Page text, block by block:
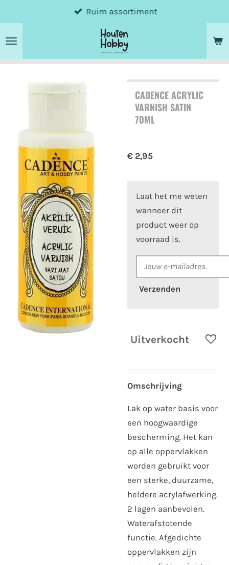
direct
naar
Ruim assortiment
CADENCE ACRYLIC
VARNISH SATIN
70ML
€ 2,95
Laat het me weten
wanneer dit
product weer op
voorraad is.
Verzenden
Uitverkocht
Omschrijving
Lak op water basis voor
een hoogwaardige
bescherming. Het kan
op alle oppervlakken
worden gebruikt voor
een sterke, duurzame,
heldere acrylafwerking.
2 lagen aanbevolen.
Waterafstotende
functie. Afgedichte
oppervlakken zijn